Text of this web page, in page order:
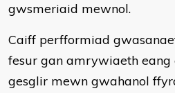
gwsmeriaid mewnol.
Caiff perfformiad
fesur gan amrywiaeth
gesglir mewn gwahanol